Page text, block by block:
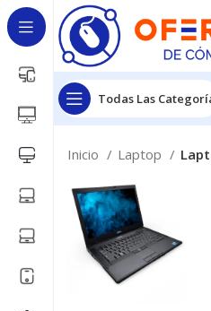
Todas Las
Inicio Laptop